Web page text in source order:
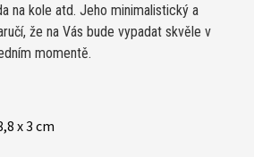
na kole atd. Jeho minimalistický a
že na Vás bude vypadat skvěle v
momentě.
x 3 cm